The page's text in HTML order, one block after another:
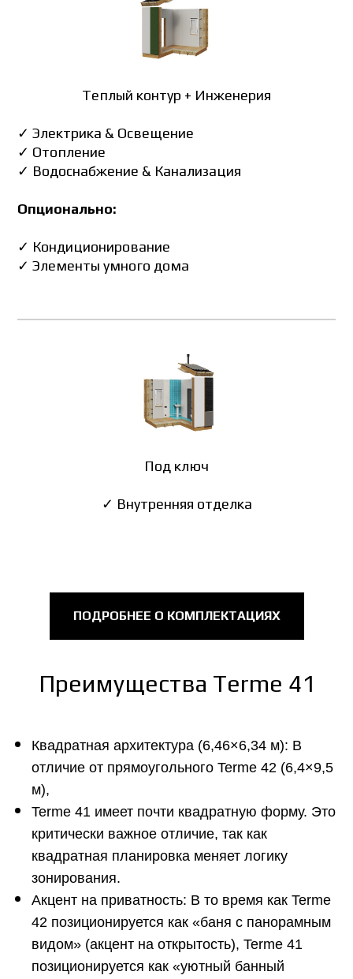
Теплый контур + Инженерия
✓ Электрика & Освещение
✓ Отопление
✓ Водоснабжение & Канализация
Опционально:
✓ Кондиционирование
✓ Элементы умного дома
Под ключ
✓ Внутренняя отделка
ПОДРОБНЕЕ О КОМПЛЕКТАЦИЯХ
Преимущества Terme 41
Квадратная архитектура (6,46×6,34 м): В
отличие от прямоугольного Terme 42 (6,4×9,5
м),
Terme 41 имеет почти квадратную форму. Это
критически важное отличие, так как
квадратная планировка меняет логику
зонирования.
Акцент на приватность: В то время как Terme
42 позиционируется как «баня с панорамным
видом» (акцент на открытость), Terme 41
позиционируется как «уютный банный